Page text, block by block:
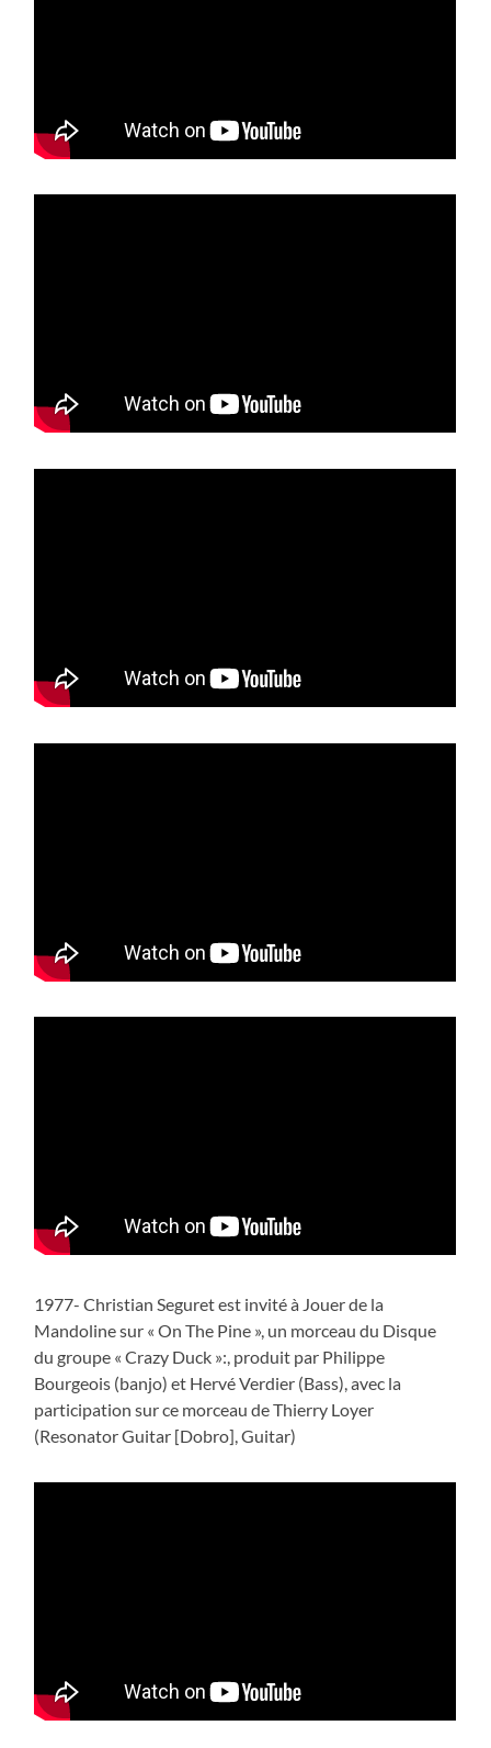
1977- Christian Seguret est invité à Jouer de la
Mandoline sur « On The Pine », un morceau du Disque
du groupe « Crazy Duck »:, produit par Philippe
Bourgeois (banjo) et Hervé Verdier (Bass), avec la
participation sur ce morceau de Thierry Loyer
(Resonator Guitar [Dobro], Guitar)